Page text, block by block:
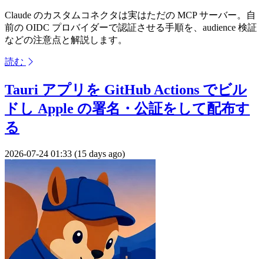
Claude のカスタムコネクタは実はただの MCP サーバー。自
前の OIDC プロバイダーで認証させる手順を、audience 検証
などの注意点と解説します。
読む
Tauri アプリを GitHub Actions でビル
ドし Apple の署名・公証をして配布す
る
2026-07-24 01:33 (15 days ago)